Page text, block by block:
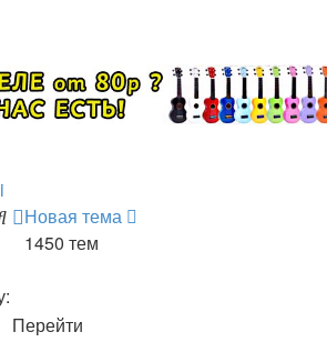
Новая тема
Поиск
Расширенный
поиск
1450 тем